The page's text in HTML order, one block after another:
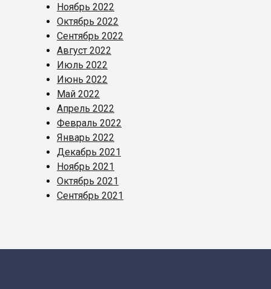
Ноябрь 2022
Октябрь 2022
Сентябрь 2022
Август 2022
Июль 2022
Июнь 2022
Май 2022
Апрель 2022
Февраль 2022
Январь 2022
Декабрь 2021
Ноябрь 2021
Октябрь 2021
Сентябрь 2021